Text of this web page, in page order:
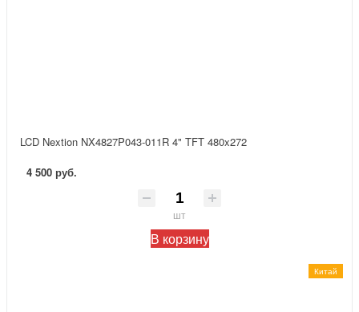
LCD Nextion NX4827P043-011R 4" TFT 480x272
4 500 руб.
шт
В корзину
Китай